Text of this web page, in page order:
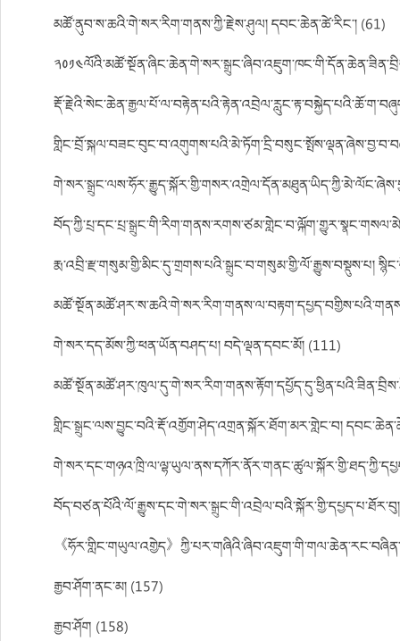
མཚོ་ནུབ་ས་ཆའི་གེ་སར་རིག་གནས་ཀྱི་རྗེས་ཤུལ། དབང་ཆེན་ཚེ་རིང་། (61)
རྨ་འབྲི་རྫ་གསུམ་གྱི་མིང་དུ་གྲགས་པའི་སྒྲུང་བ་གསུམ་གྱི་ལོ་རྒྱུས་བསྡུས་པ།
གེ་སར་དད་མོས་ཀྱི་ཕན་ཡོན་བཤད་པ། བདེ་ལྡན་དབང་མོ། (111)
གླིང་སྒྲུང་ལས་བྱུང་བའི་རྡོ་འགྱོག་ཤེད་འགྲན་སྐོར་ཐོག་མར་གླེང་བ།
《ཧོར་གླིང་གཡུལ་འགྱེད》
རྒྱབ་ཤོག་ནང་མ། (157)
རྒྱབ་ཤོག (158)